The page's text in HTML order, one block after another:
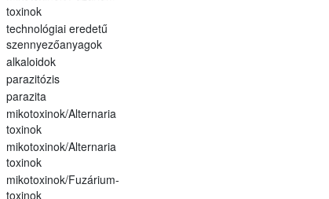
toxinok
technológiai eredetű
szennyezőanyagok
alkaloidok
parazitózis
parazita
mikotoxinok/Alternaria
toxinok
mikotoxinok/Alternaria
toxinok
mikotoxinok/Fuzárium-
toxinok